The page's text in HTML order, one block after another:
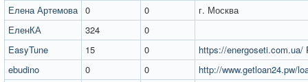
Елена Артемова 0 0
г. Москва
ЕленКА
324
0
EasyTune
15 0 https://energoseti.com.ua/
ebudino
0 0
http://www.getloan24.pw/